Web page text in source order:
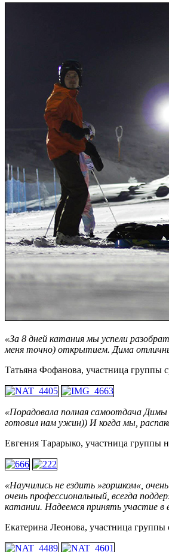
«За 8 дней катания мы успели
меня точно) открытием. Дима
Татьяна Фофанова, участница группы
«Порадовала полная самоотдача
готовил нам ужин)) И когда мы,
Евгения Тарарыко, участница группы
«Научились не ездить »горшком«,
очень профессиональный, всегда
катании. Надеемся принять участие
Екатерина Леонова, участница группы